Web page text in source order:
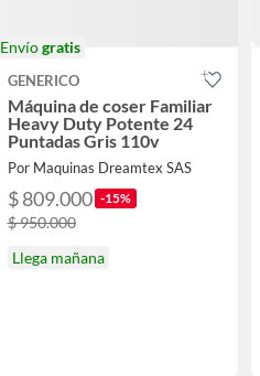
Envíogratis
GENERICO
Máquina de coser Familiar
Heavy Duty Potente 24
Puntadas Gris 110v
Por Maquinas Dreamtex SAS
$ 809.000 -15%
$ 950.000
Llega mañana